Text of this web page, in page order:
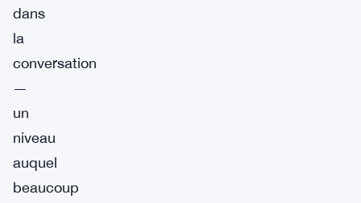
dans
la
conversation
—
un
niveau
auquel
beaucoup